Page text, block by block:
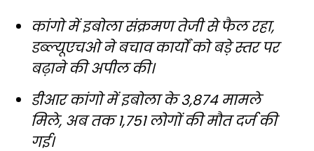
कांगो में इबोला संक्रमण तेजी से फैल रहा,
डब्ल्यूएचओ ने बचाव कार्यों को बड़े स्तर पर
बढ़ाने की अपील की।
डीआर कांगो में इबोला के 3,874 मामले
मिले, अब तक 1,751 लोगों की मौत दर्ज की
गई।